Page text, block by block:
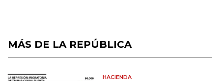
MÁS DE LA REPÚBLICA
HACIENDA